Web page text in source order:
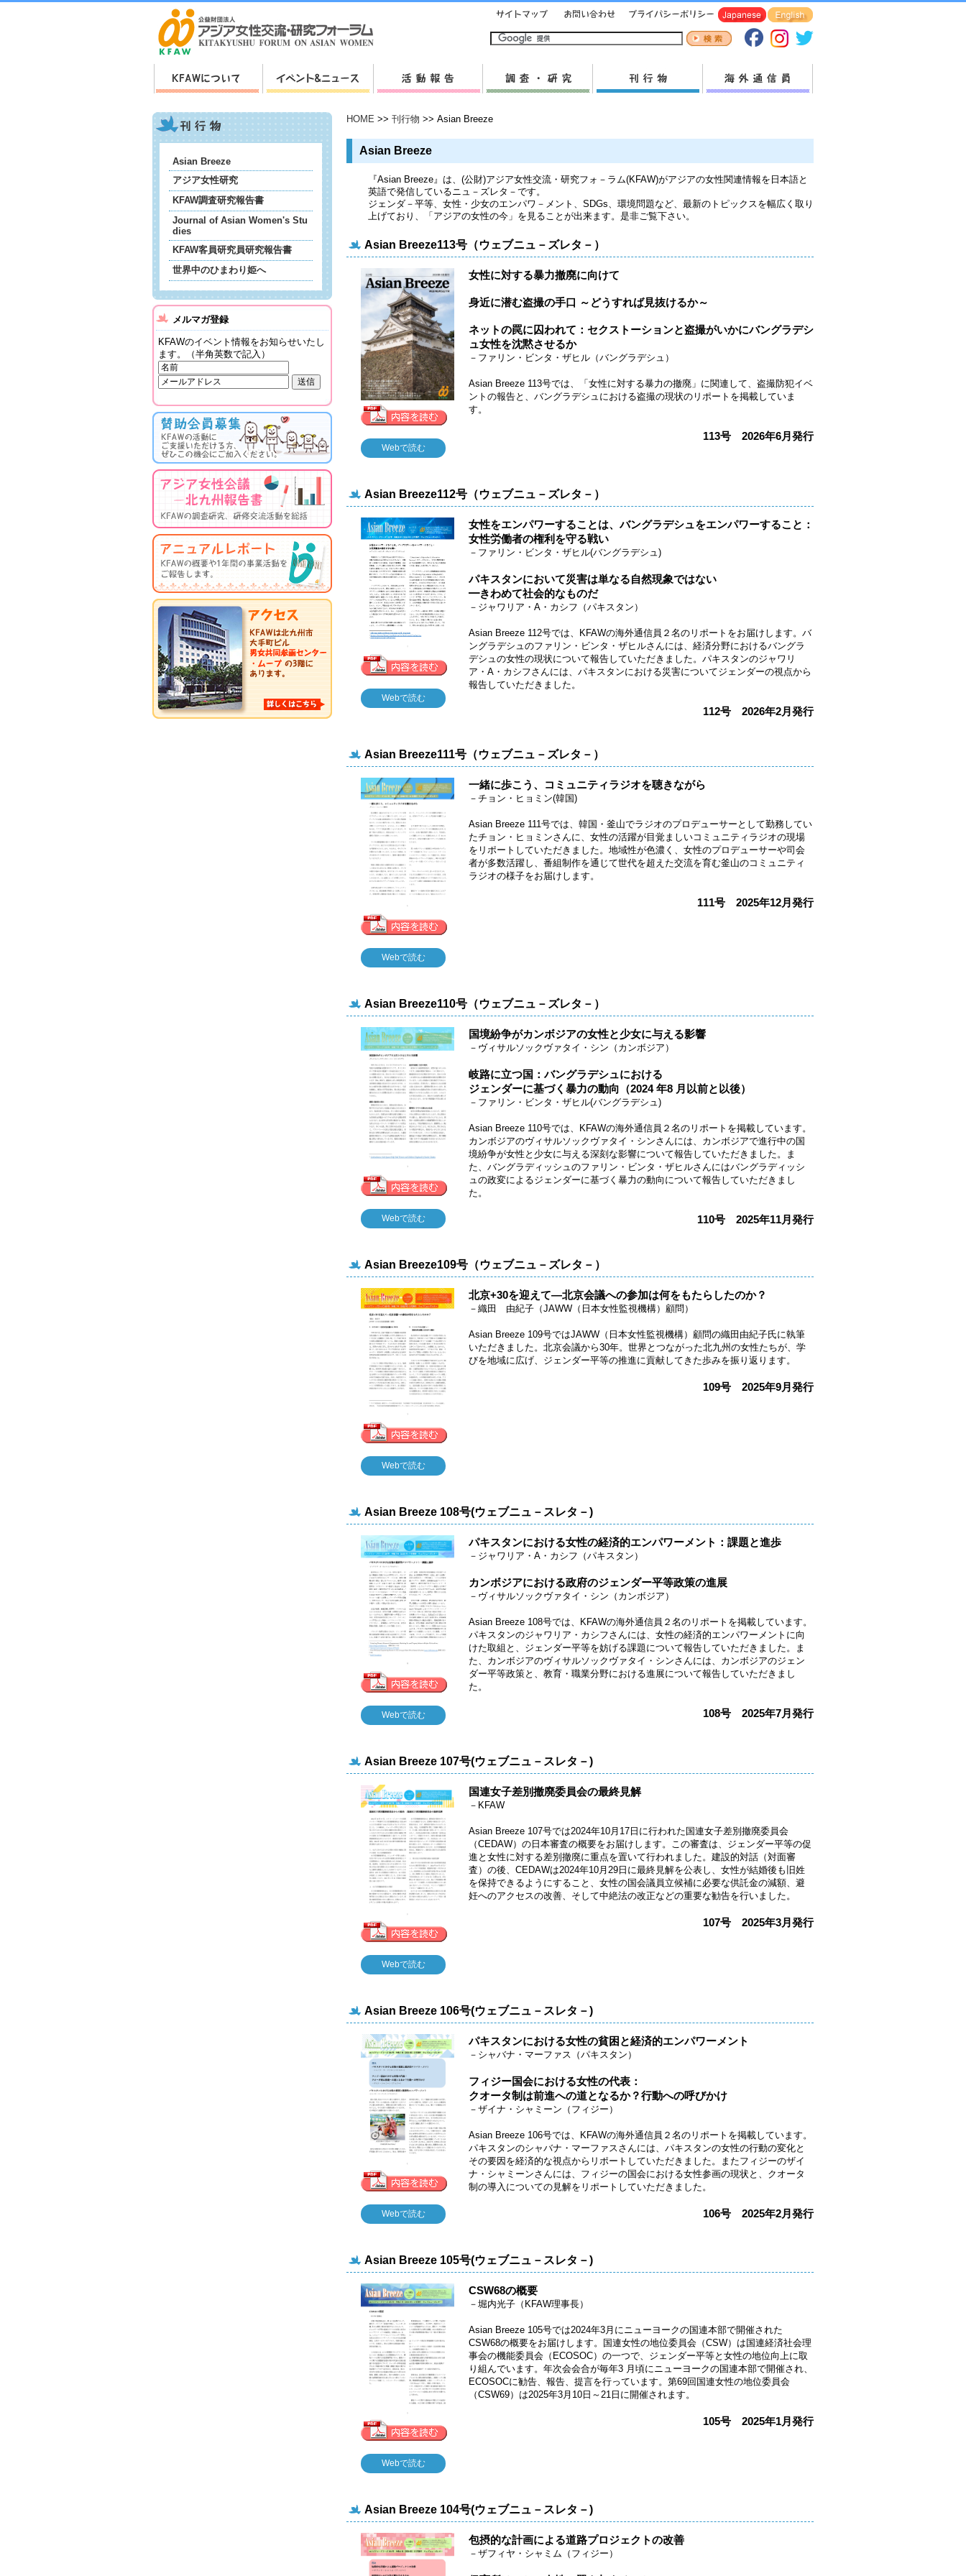
HOME >> 刊行物 >> Asian Breeze
Asian Breeze
『Asian Breeze』は、(公財)アジア女性交流・研究フォ－ラム(KFAW)がアジアの女性関連情報を日本語と
英語で発信しているニュ－ズレタ－です。
ジェンダ－平等、女性・少女のエンパワ－メント、SDGs、環境問題など、最新のトピックスを幅広く取り
上げており、「アジアの女性の今」を見ることが出来ます。是非ご覧下さい。
Asian Breeze113号（ウェブニュ－ズレタ－）
Webで読む
女性に対する暴力撤廃に向けて
身近に潜む盗撮の手口 ～どうすれば見抜けるか～
ネットの罠に囚われて：セクストーションと盗撮がいかにバングラデシ
ュ女性を沈黙させるか
－ファリン・ビンタ・ザヒル（バングラデシュ）
Asian Breeze 113号では、「女性に対する暴力の撤廃」に関連して、盗撮防犯イベ
ントの報告と、バングラデシュにおける盗撮の現状のリポートを掲載していま
す。
113号 2026年6月発行
Asian Breeze112号（ウェブニュ－ズレタ－）
Webで読む
女性をエンパワーすることは、バングラデシュをエンパワーすること：
女性労働者の権利を守る戦い
－ファリン・ビンタ・ザヒル(バングラデシュ)
パキスタンにおいて災害は単なる自然現象ではない
━きわめて社会的なものだ
－ジャワリア・A・カシフ（パキスタン）
Asian Breeze 112号では、KFAWの海外通信員２名のリポートをお届けします。バ
ングラデシュのファリン・ビンタ・ザヒルさんには、経済分野におけるバングラ
デシュの女性の現状について報告していただきました。パキスタンのジャワリ
ア・A・カシフさんには、パキスタンにおける災害についてジェンダーの視点から
報告していただきました。
112号 2026年2月発行
Asian Breeze111号（ウェブニュ－ズレタ－）
Webで読む
一緒に歩こう、コミュニティラジオを聴きながら
－チョン・ヒョミン(韓国)
Asian Breeze 111号では、韓国・釜山でラジオのプロデューサーとして勤務してい
たチョン・ヒョミンさんに、女性の活躍が目覚ましいコミュニティラジオの現場
をリポートしていただきました。地域性が色濃く、女性のプロデューサーや司会
者が多数活躍し、番組制作を通じて世代を超えた交流を育む釜山のコミュニティ
ラジオの様子をお届けします。
111号 2025年12月発行
Asian Breeze110号（ウェブニュ－ズレタ－）
Webで読む
国境紛争がカンボジアの⼥性と少⼥に与える影響
－ヴィサルソックヴァタイ・シン（カンボジア）
岐路に⽴つ国：バングラデシュにおける
ジェンダーに基づく暴⼒の動向（2024 年8 ⽉以前と以後）
－ファリン・ビンタ・ザヒル(バングラデシュ)
Asian Breeze 110号では、KFAWの海外通信員２名のリポートを掲載しています。
カンボジアのヴィサルソックヴァタイ・シンさんには、カンボジアで進行中の国
境紛争が女性と少女に与える深刻な影響について報告していただきました。ま
た、バングラディッシュのファリン・ビンタ・ザヒルさんにはバングラディッシ
ュの政変によるジェンダーに基づく暴力の動向について報告していただきまし
た。
110号 2025年11月発行
Asian Breeze109号（ウェブニュ－ズレタ－）
Webで読む
北京+30を迎えて—北京会議への参加は何をもたらしたのか？
－織田 由紀子（JAWW（日本女性監視機構）顧問）
Asian Breeze 109号ではJAWW（日本女性監視機構）顧問の織田由紀子氏に執筆
いただきました。北京会議から30年。世界とつながった北九州の女性たちが、学
びを地域に広げ、ジェンダー平等の推進に貢献してきた歩みを振り返ります。
109号 2025年9月発行
Asian Breeze 108号(ウェブニュ－スレタ－)
Webで読む
パキスタンにおける女性の経済的エンパワーメント：課題と進歩
－ジャワリア・A・カシフ（パキスタン）
カンボジアにおける政府のジェンダー平等政策の進展
－ヴィサルソックヴァタイ・シン（カンボジア）
Asian Breeze 108号では、KFAWの海外通信員２名のリポートを掲載しています。
パキスタンのジャワリア・カシフさんには、女性の経済的エンパワーメントに向
けた取組と、ジェンダー平等を妨げる課題について報告していただきました。ま
た、カンボジアのヴィサルソックヴァタイ・シンさんには、カンボジアのジェン
ダー平等政策と、教育・職業分野における進展について報告していただきまし
た。
108号 2025年7月発行
Asian Breeze 107号(ウェブニュ－スレタ－)
Webで読む
国連女子差別撤廃委員会の最終見解
－KFAW
Asian Breeze 107号では2024年10月17日に行われた国連女子差別撤廃委員会
（CEDAW）の日本審査の概要をお届けします。この審査は、ジェンダー平等の促
進と女性に対する差別撤廃に重点を置いて行われました。建設的対話（対面審
査）の後、CEDAWは2024年10月29日に最終見解を公表し、女性が結婚後も旧姓
を保持できるようにすること、女性の国会議員立候補に必要な供託金の減額、避
妊へのアクセスの改善、そして中絶法の改正などの重要な勧告を行いました。
107号 2025年3月発行
Asian Breeze 106号(ウェブニュ－スレタ－)
Webで読む
パキスタンにおける女性の貧困と経済的エンパワーメント
－シャバナ・マーファス（パキスタン）
フィジー国会における女性の代表：
クオータ制は前進への道となるか？行動への呼びかけ
－ザイナ・シャミーン（フィジー）
Asian Breeze 106号では、KFAWの海外通信員２名のリポートを掲載しています。
パキスタンのシャバナ・マーファスさんには、パキスタンの女性の行動の変化と
その要因を経済的な視点からリポートしていただきました。またフィジーのザイ
ナ・シャミーンさんには、フィジーの国会における女性参画の現状と、クオータ
制の導入についての見解をリポートしていただきました。
106号 2025年2月発行
Asian Breeze 105号(ウェブニュ－スレタ－)
Webで読む
CSW68の概要
－堀内光子（KFAW理事長）
Asian Breeze 105号では2024年3月にニューヨークの国連本部で開催された
CSW68の概要をお届けします。国連女性の地位委員会（CSW）は国連経済社会理
事会の機能委員会（ECOSOC）の一つで、ジェンダー平等と女性の地位向上に取
り組んでいます。年次会会合が毎年3 月頃にニューヨークの国連本部で開催され、
ECOSOCに勧告、報告、提言を行っています。第69回国連女性の地位委員会
（CSW69）は2025年3月10日～21日に開催されます。
105号 2025年1月発行
Asian Breeze 104号(ウェブニュ－スレタ－)
包摂的な計画による道路プロジェクトの改善
－ザフィヤ・シャミム（フィジー）
Asian Breeze
アジア女性研究
KFAW調査研究報告書
Journal of Asian Women's Stu
dies
KFAW客員研究員研究報告書
世界中のひまわり姫へ
メルマガ登録
KFAWのイベント情報をお知らせいたし
ます。（半角英数で記入）